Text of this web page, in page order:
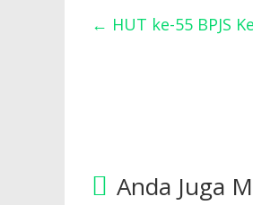
← HUT ke-55 BPJS
Anda Juga